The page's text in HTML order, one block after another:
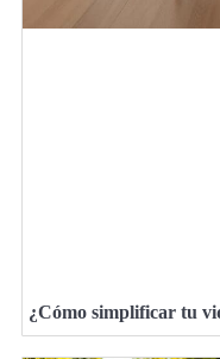
¿Cómo simplificar tu